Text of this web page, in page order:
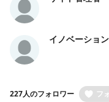
イノベーショ
227人のフォロワー フ